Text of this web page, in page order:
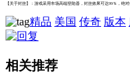
【关于封挂】：游戏采用市场高端登陆器，封挂效果可达99％，绝
精品 美国 传奇 版本
相关推荐